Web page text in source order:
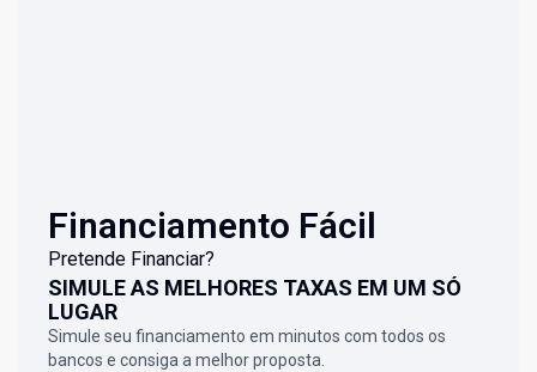
Financiamento Fácil
Pretende Financiar?
SIMULE AS MELHORES TAXAS EM UM SÓ
LUGAR
Simule seu financiamento em minutos com todos os
bancos e consiga a melhor proposta.